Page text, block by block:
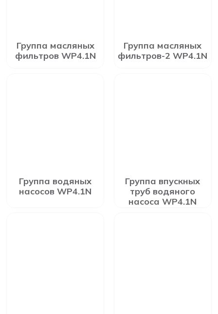
Группа масляных
фильтров WP4.1N
Группа масляных
фильтров-2 WP4.1N
Группа водяных
насосов WP4.1N
Группа впускных
труб водяного
насоса WP4.1N